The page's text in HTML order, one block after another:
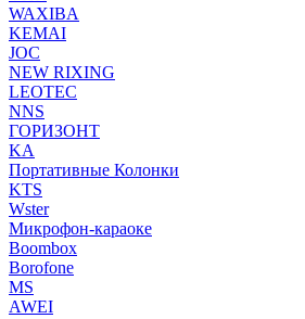
WAXIBA
KEMAI
JOC
NEW RIXING
LEOTEC
NNS
ГОРИЗОНТ
KA
Портативные Колонки
KTS
Wster
Микрофон-караоке
Boombox
Borofone
MS
AWEI